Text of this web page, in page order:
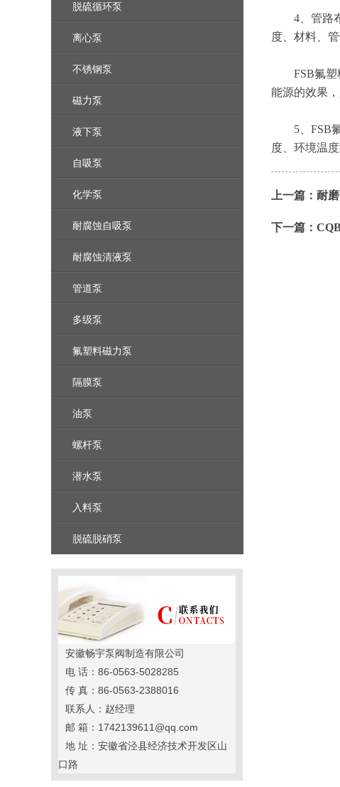
脱硫循环泵
离心泵
不锈钢泵
磁力泵
液下泵
自吸泵
化学泵
耐腐蚀自吸泵
耐腐蚀清液泵
管道泵
多级泵
氟塑料磁力泵
隔膜泵
油泵
螺杆泵
潜水泵
入料泵
脱硫脱硝泵
安徽畅宇泵阀制造有限公司
电 话：86-0563-5028285
传 真：86-0563-2388016
联系人：赵经理
邮 箱：1742139611@qq.com
地 址：安徽省泾县经济技术开发区山
口路
4、管路布
度、材料、
FSB氟塑料
能源的效果
5、FSB氟
度、环境温
上一篇： 耐
下一篇：